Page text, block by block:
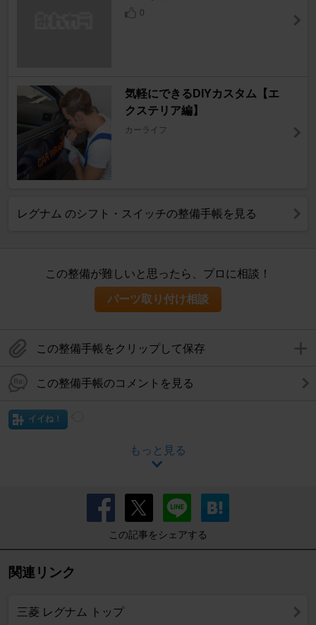
0
気軽にできるDIYカスタム【エ
クステリア編】
カーライフ
レグナム のシフト・スイッチの整備手帳を見る
この整備が難しいと思ったら、プロに相談！
パーツ取り付け相談
この整備手帳をクリップして保存
この整備手帳のコメントを見る
イイね！
もっと見る
この記事をシェアする
関連リンク
三菱 レグナム トップ